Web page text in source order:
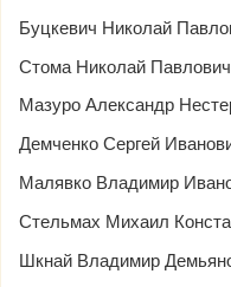
Буцкевич Николай
Стома Николай Павлович
Мазуро Александр
Демченко Сергей
Малявко Владимир
Стельмах Михаил
Шкнай Владимир